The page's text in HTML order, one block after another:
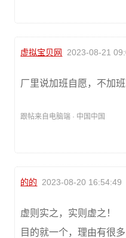
虚拟宝贝网 2023-08-21
厂里说加班自愿，不加
跟帖来自电脑端 · 中国中国
的的 2023-08-20 16:54:49
虚则实之，实则虚之！
目的就一个，理由有很多